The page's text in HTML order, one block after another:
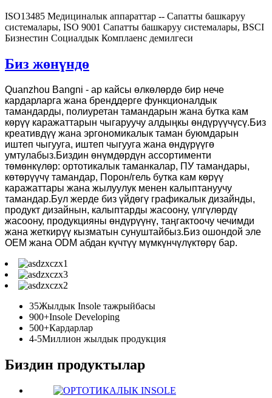
ISO13485 Медициналык аппараттар -- Сапатты башкаруу
системалары, ISO 9001 Сапатты башкаруу системалары, BSCI
Бизнестин Социалдык Комплаенс демилгеси
Биз жөнүндө
Quanzhou Bangni - ар кайсы өлкөлөрдө бир нече
кардарларга жана бренддерге функционалдык
тамандарды, полиуретан тамандарын жана бутка кам
көрүү каражаттарын чыгаруучу алдыңкы өндүрүүчүсү.Биз
креативдүү жана эргономикалык таман буюмдарын
иштеп чыгууга, иштеп чыгууга жана өндүрүүгө
умтулабыз.Биздин өнүмдөрдүн ассортименти
төмөнкүлөр: ортотикалык таманкалар, ПУ тамандары,
көтөрүүчү тамандар, Порон/гель бутка кам көрүү
каражаттары жана жылуулук менен калыптануучу
тамандар.Бул жерде биз үйдөгү графикалык дизайнды,
продукт дизайнын, калыптарды жасоону, үлгүлөрдү
жасоону, продукцияны өндүрүүнү, таңгактоочу чечимди
жана жеткирүү кызматын сунуштайбыз.Биз ошондой эле
OEM жана ODM абдан күчтүү мүмкүнчүлүктөрү бар.
35Жылдык Insole тажрыйбасы
900+Insole Developing
500+Кардарлар
4-5Миллион жылдык продукция
Биздин продуктылар